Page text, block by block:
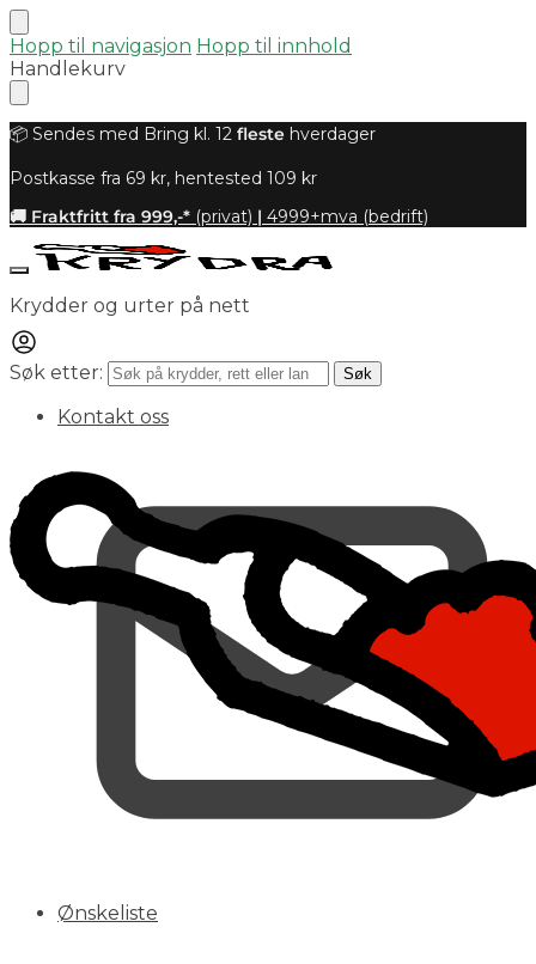
Hopp til navigasjon Hopp til innhold
Handlekurv
📦 Sendes med Bring kl. 12 fleste hverdager
Postkasse fra 69 kr, hentested 109 kr
🚚 Fraktfritt fra 999,-* (privat) | 4999+mva (bedrift)
Krydder og urter på nett
Søk etter: Søk
Kontakt oss
Ønskeliste